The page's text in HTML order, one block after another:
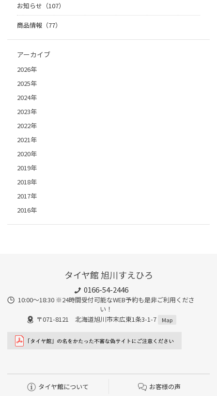
お知らせ（107）
商品情報（77）
アーカイブ
2026年
2025年
2024年
2023年
2022年
2021年
2020年
2019年
2018年
2017年
2016年
タイヤ館 旭川すえひろ
0166-54-2446
10:00～18:30 ※24時間受付可能なWEB予約も是非ご利用くださ
い！
〒071-8121 北海道旭川市末広東1条3-1-7
Map
タイヤ館について お客様の声